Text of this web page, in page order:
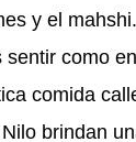
y el
sentir como
comida
brindan